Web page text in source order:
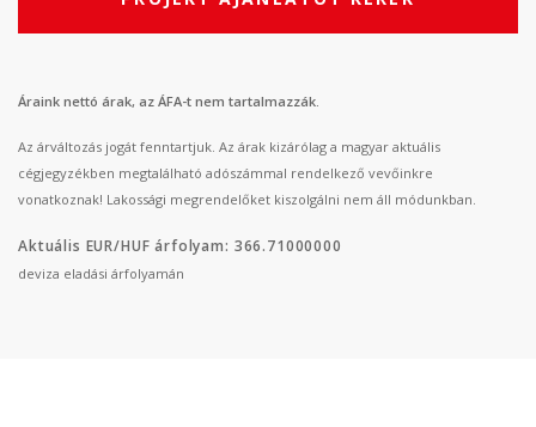
Áraink nettó árak, az ÁFA-t nem tartalmazzák.
Az árváltozás jogát fenntartjuk. Az árak kizárólag a magyar aktuális
cégjegyzékben megtalálható adószámmal rendelkező vevőinkre
vonatkoznak! Lakossági megrendelőket kiszolgálni nem áll módunkban.
Aktuális EUR/HUF árfolyam: 366.71000000
deviza eladási árfolyamán